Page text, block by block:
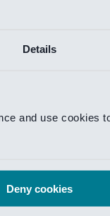
Details
and use cookies
Deny cookies